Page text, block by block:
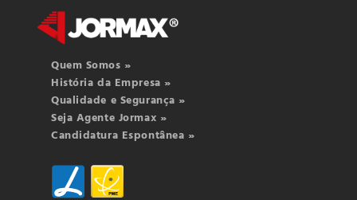
Quem Somos »
História da Empresa »
Qualidade e Segurança »
Seja Agente Jormax »
Candidatura Espontânea »